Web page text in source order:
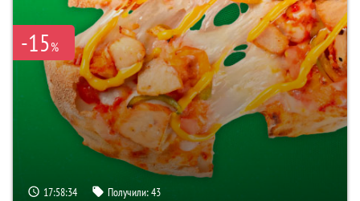
-15%
17:58:33 Получили:43